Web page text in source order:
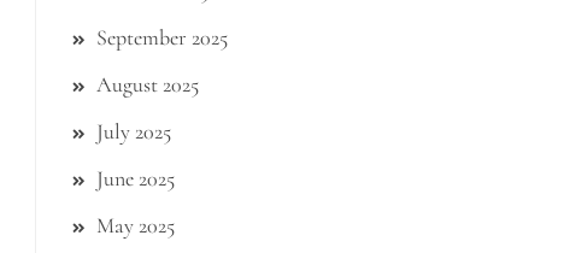
September 2025
August 2025
July 2025
June 2025
May 2025